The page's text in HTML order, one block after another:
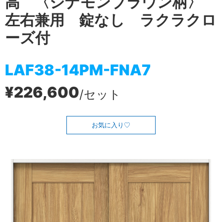
左右兼用 錠なし ラクラクロ
ーズ付
LAF38-14PM-FNA7
¥226,600/セット
お気に入り